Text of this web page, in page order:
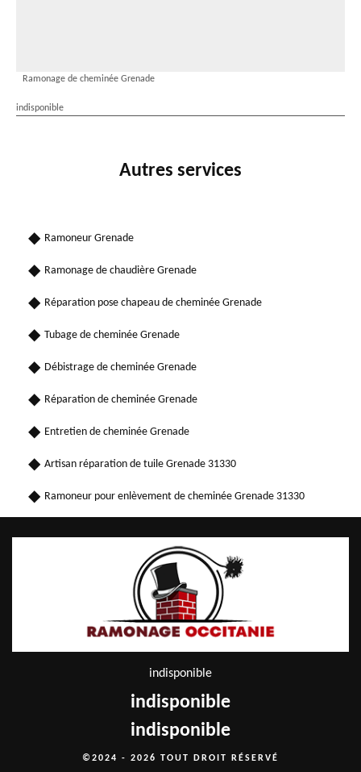
Ramonage de cheminée Grenade
indisponible
Autres services
Ramoneur Grenade
Ramonage de chaudière Grenade
Réparation pose chapeau de cheminée Grenade
Tubage de cheminée Grenade
Débistrage de cheminée Grenade
Réparation de cheminée Grenade
Entretien de cheminée Grenade
Artisan réparation de tuile Grenade 31330
Ramoneur pour enlèvement de cheminée Grenade 31330
indisponible
indisponible
indisponible
©2024 - 2026 TOUT DROIT RÉSERVÉ